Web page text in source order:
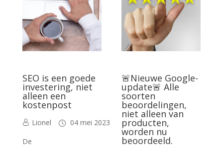
SEO is een goede
investering, niet
alleen een
kostenpost
Lionel
04 mei 2023
De
🚨Nieuwe Google-
update🚨 Alle
soorten
beoordelingen,
niet alleen van
producten,
worden nu
beoordeeld.